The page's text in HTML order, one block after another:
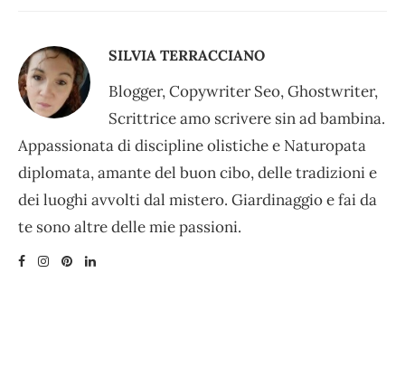
SILVIA TERRACCIANO
Blogger, Copywriter Seo, Ghostwriter,
Scrittrice amo scrivere sin ad bambina.
Appassionata di discipline olistiche e Naturopata
diplomata, amante del buon cibo, delle tradizioni e
dei luoghi avvolti dal mistero. Giardinaggio e fai da
te sono altre delle mie passioni.